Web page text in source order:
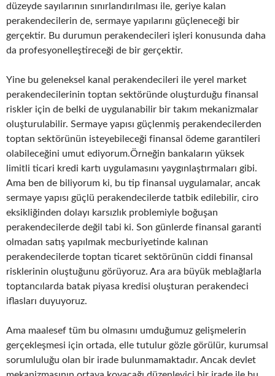
düzeyde sayılarının sınırlandırılması ile, geriye kalan
perakendecilerin de, sermaye yapılarını güçleneceği bir
gerçektir. Bu durumun perakendecileri işleri konusunda daha
da profesyonelleştireceği de bir gerçektir.
Yine bu geleneksel kanal perakendecileri ile yerel market
perakendecilerinin toptan sektöründe oluşturduğu finansal
riskler için de belki de uygulanabilir bir takım mekanizmalar
oluşturulabilir. Sermaye yapısı güçlenmiş perakendecilerden
toptan sektörünün isteyebileceği finansal ödeme garantileri
olabileceğini umut ediyorum.Örneğin bankaların yüksek
limitli ticari kredi kartı uygulamasını yaygınlaştırmaları gibi.
Ama ben de biliyorum ki, bu tip finansal uygulamalar, ancak
sermaye yapısı güçlü perakendecilerde tatbik edilebilir, ciro
eksikliğinden dolayı karsızlık problemiyle boğuşan
perakendecilerde değil tabi ki. Son günlerde finansal garanti
olmadan satış yapılmak mecburiyetinde kalınan
perakendecilerde toptan ticaret sektörünün ciddi finansal
risklerinin oluştuğunu görüyoruz. Ara ara büyük meblağlarla
toptancılarda batak piyasa kredisi oluşturan perakendeci
iflasları duyuyoruz.
Ama maalesef tüm bu olmasını umduğumuz gelişmelerin
gerçekleşmesi için ortada, elle tutulur gözle görülür, kurumsal
sorumluluğu olan bir irade bulunmamaktadır. Ancak devlet